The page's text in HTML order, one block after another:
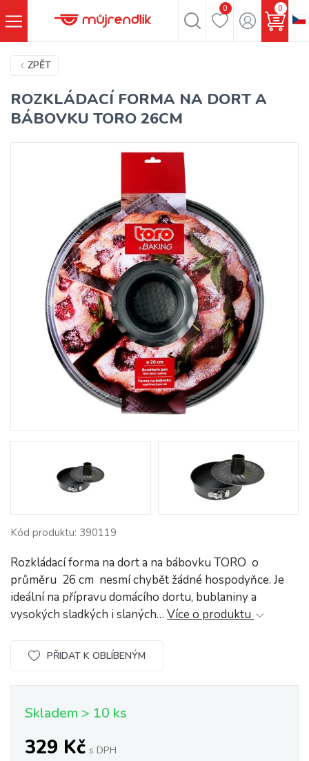
0 0
ZPĚT
ROZKLÁDACÍ FORMA NA DORT A
BÁBOVKU TORO 26CM
Kód produktu: 390119
Rozkládací forma na dort a na bábovku TORO o
průměru 26 cm nesmí chybět žádné hospodyňce. Je
ideální na přípravu domácího dortu, bublaniny a
vysokých sladkých i slaných… Více o produktu
PŘIDAT K OBLÍBENÝM
Skladem > 10 ks
329 Kč s DPH